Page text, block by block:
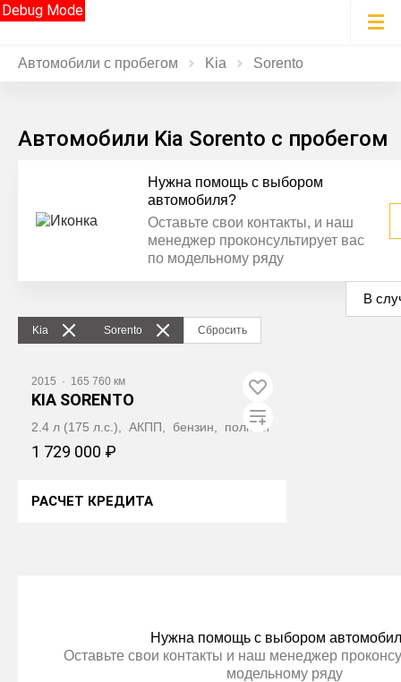
Debug Mode
Автомобили с пробегом Kia Sorento
Автомобили Kia Sorento с пробегом
Нужна помощь с выбором
автомобиля?
Оставьте свои контакты, и наш
менеджер проконсультирует вас
по модельному ряду
Kia Sorento Сбросить
В
2015 · 165 760 км
KIA SORENTO
2.4 л (175 л.с.), АКПП, бензин, полный
1 729 000 ₽
РАСЧЕТ КРЕДИТА
Нужна помощь с выбором
Оставьте свои контакты и наш менеджер
модельному ряду